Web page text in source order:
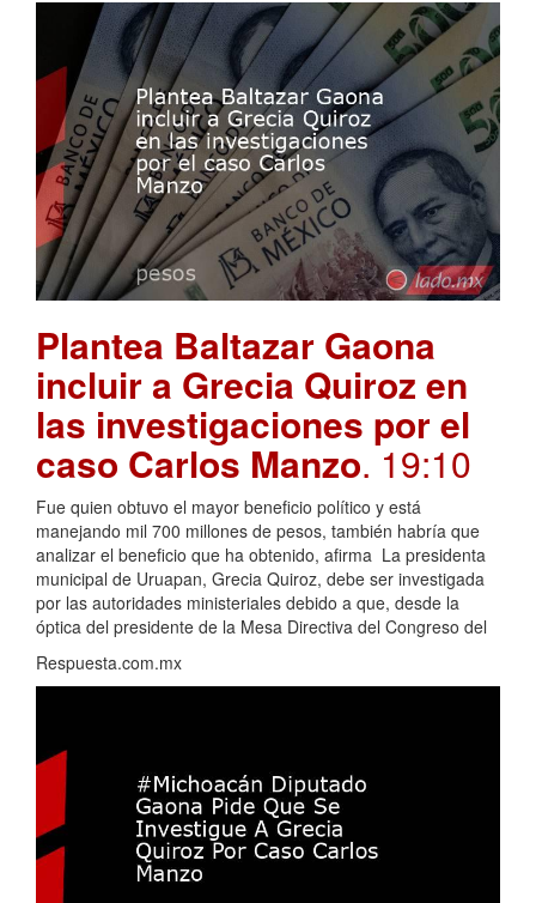
Plantea Baltazar Gaona
incluir a Grecia Quiroz en
las investigaciones por el
caso Carlos Manzo. 19:10
Fue quien obtuvo el mayor beneficio político y está
manejando mil 700 millones de pesos, también habría que
analizar el beneficio que ha obtenido, afirma La presidenta
municipal de Uruapan, Grecia Quiroz, debe ser investigada
por las autoridades ministeriales debido a que, desde la
óptica del presidente de la Mesa Directiva del Congreso del
Respuesta.com.mx